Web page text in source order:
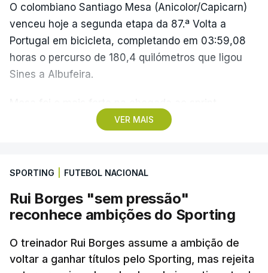
VER MAIS
O colombiano Santiago Mesa (Anicolor/Capicarn)
venceu hoje a segunda etapa da 87.ª Volta a
Portugal em bicicleta, completando em 03:59,08
horas o percurso de 180,4 quilómetros que ligou
Sines a Albufeira.
superando o espanhol Daniel Cavia (Burgos-
classificados, respetivamente, enquanto o
com o mesmo tempo, e mantém-se na liderança,
com 07:45.32 horas.
O pelotão vai cumprir a etapa mais longa da
corrida no sábado, numa terceira etapa entre Beja
SPORTING FUTEBOL NACIONAL
Rui Borges "sem pressão"
reconhece ambições do Sporting
O treinador Rui Borges assume a ambição de
voltar a ganhar títulos pelo Sporting, mas rejeita